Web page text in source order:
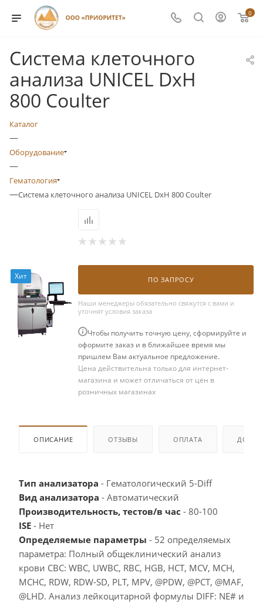
0
Система клеточного
анализа UNICEL DxH
800 Coulter
Каталог
—
Оборудование
—
Гематология
—Система клеточного анализа UNICEL DxH 800 Coulter
Хит ПО ЗАПРОСУ
Наши менеджеры обязательно свяжутся с вами и
уточнят условия заказа
Чтобы получить точную цену, сформируйте и
оформите заказ и в ближайшее время мы
пришлем Вам актуальное предложение.
Цена действительна только для интернет-
магазина и может отличаться от цен в
розничных магазинах
ОПИСАНИЕ ОТЗЫВЫ ОПЛАТА
Тип анализатора - Гематологический 5-Diff
Вид анализатора - Автоматический
Производительность, тестов/в час - 80-100
ISE - Нет
Определяемые параметры - 52 определяемых
параметра: Полный общеклинический анализ
крови CBC: WBC, UWBC, RBC, HGB, HCT, MCV, MCH,
MCHC, RDW, RDW-SD, PLT, MPV, @PDW, @PCT, @MAF,
@LHD. Анализ лейкоцитарной формулы DIFF: NE# и